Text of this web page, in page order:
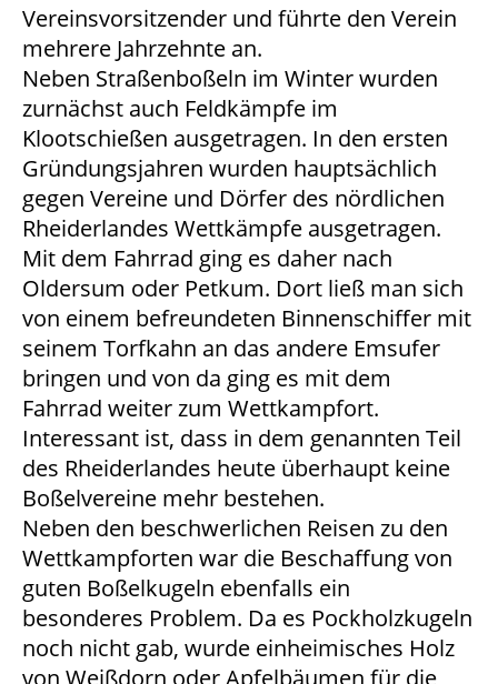
Vereinsvorsitzender und führte den Verein
mehrere Jahrzehnte an.
Neben Straßenboßeln im Winter wurden
zurnächst auch Feldkämpfe im
Klootschießen ausgetragen. In den ersten
Gründungsjahren wurden hauptsächlich
gegen Vereine und Dörfer des nördlichen
Rheiderlandes Wettkämpfe ausgetragen.
Mit dem Fahrrad ging es daher nach
Oldersum oder Petkum. Dort ließ man sich
von einem befreundeten Binnenschiffer mit
seinem Torfkahn an das andere Emsufer
bringen und von da ging es mit dem
Fahrrad weiter zum Wettkampfort.
Interessant ist, dass in dem genannten Teil
des Rheiderlandes heute überhaupt keine
Boßelvereine mehr bestehen.
Neben den beschwerlichen Reisen zu den
Wettkampforten war die Beschaffung von
guten Boßelkugeln ebenfalls ein
besonderes Problem. Da es Pockholzkugeln
noch nicht gab, wurde einheimisches Holz
von Weißdorn oder Apfelbäumen für die